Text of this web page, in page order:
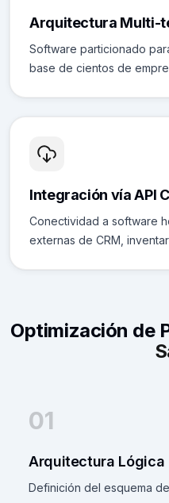
Arquitectura Multi-
Software particionado
base de cientos de
Integración vía API
Conectividad a software
externas de CRM,
Optimización de
01
Arquitectura Lógica
Definición del esquema